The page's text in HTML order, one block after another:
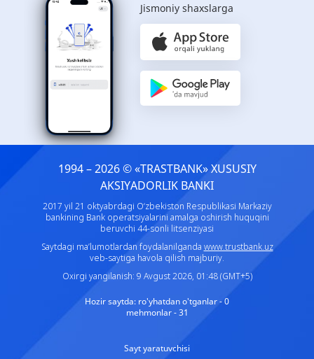
Jismoniy shaxslarga
1994 – 2026 © «TRASTBANK» ХUSUSIY
AKSIYADORLIK BANKI
2017 yil 21 oktyabrdagi O‘zbekiston Respublikasi Markaziy
bankining Bank operatsiyalarini amalga oshirish huquqini
beruvchi 44-sonli litsenziyasi
Saytdagi ma’lumotlardan foydalanilganda www.trustbank.uz
veb-saytiga havola qilish majburiy.
Oxirgi yangilanish: 9 Avgust 2026, 01:48 (GMT+5)
Hozir saytda: ro'yhatdan o'tganlar - 0
mehmonlar - 31